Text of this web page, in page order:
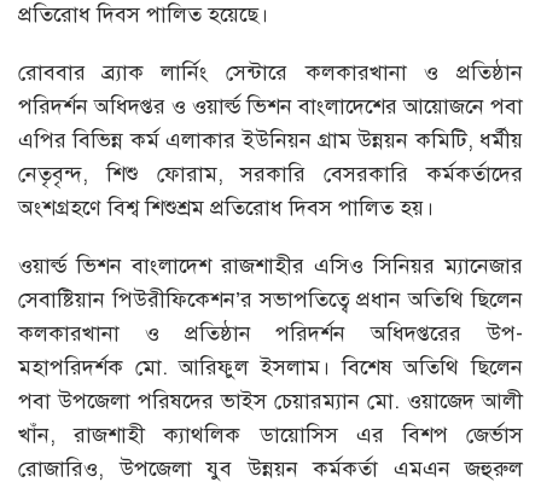
প্রতিরোধ দিবস পালিত হয়েছে।
রোববার ব্র্যাক লার্নিং সেন্টারে কলকারখানা ও প্রতিষ্ঠান
পরিদর্শন অধিদপ্তর ও ওয়ার্ল্ড ভিশন বাংলাদেশের আয়োজনে পবা
এপির বিভিন্ন কর্ম এলাকার ইউনিয়ন গ্রাম উন্নয়ন কমিটি, ধর্মীয়
নেতৃবৃন্দ, শিশু ফোরাম, সরকারি বেসরকারি কর্মকর্তাদের
অংশগ্রহণে বিশ্ব শিশুশ্রম প্রতিরোধ দিবস পালিত হয়।
ওয়ার্ল্ড ভিশন বাংলাদেশ রাজশাহীর এসিও সিনিয়র ম্যানেজার
সেবাষ্টিয়ান পিউরীফিকেশন’র সভাপতিত্বে প্রধান অতিথি ছিলেন
কলকারখানা ও প্রতিষ্ঠান পরিদর্শন অধিদপ্তরের উপ-
মহাপরিদর্শক মো. আরিফুল ইসলাম। বিশেষ অতিথি ছিলেন
পবা উপজেলা পরিষদের ভাইস চেয়ারম্যান মো. ওয়াজেদ আলী
খাঁন, রাজশাহী ক্যাথলিক ডায়োসিস এর বিশপ জের্ভাস
রোজারিও, উপজেলা যুব উন্নয়ন কর্মকর্তা এমএন জহুরুল